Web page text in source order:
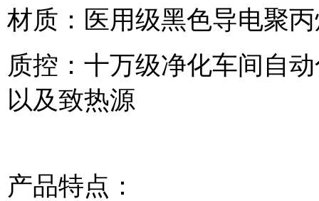
材质：医用级黑色导电聚
质控：十万级净化车间自
以及致热源
产品特点：